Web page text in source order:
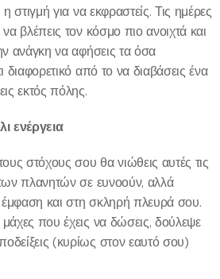
στιγμή για να εκφραστείς. Τις ημέρες
βλέπεις τον κόσμο πιο ανοιχτά και
ανάγκη να αφήσεις τα όσα
διαφορετικό από το να διαβάσεις ένα
εκτός πόλης.
ενέργεια
στόχους σου θα νιώθεις αυτές τις
πλανητών σε ευνοούν, αλλά
έμφαση και στη σκληρή πλευρά σου.
που έχεις να δώσεις, δούλεψε
(κυρίως στον εαυτό σου)